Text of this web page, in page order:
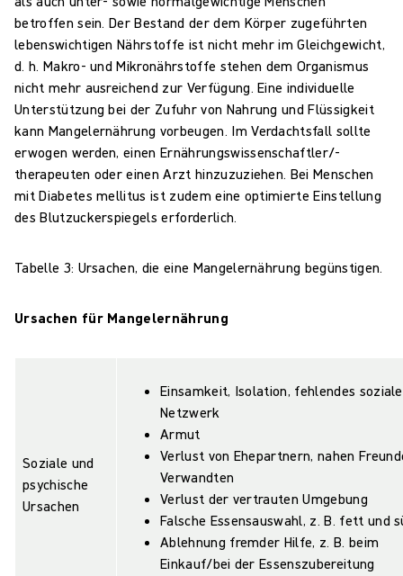
betroffen sein. Der Bestand der dem Körper zugeführten
lebenswichtigen Nährstoffe ist nicht mehr im Gleichgewicht,
d. h. Makro- und Mikronährstoffe stehen dem Organismus
nicht mehr ausreichend zur Verfügung. Eine individuelle
Unterstützung bei der Zufuhr von Nahrung und Flüssigkeit
kann Mangelernährung vorbeugen. Im Verdachtsfall sollte
erwogen werden, einen Ernährungswissenschaftler/-
therapeuten oder einen Arzt hinzuzuziehen. Bei Menschen
mit Diabetes mellitus ist zudem eine optimierte Einstellung
des Blutzuckerspiegels erforderlich.
Tabelle 3: Ursachen, die eine Mangelernährung begünstigen.
Ursachen für Mangelernährung
Soziale und
psychische
Ursachen
Einsamkeit, Isolation, fehlendes
Netzwerk
Armut
Verlust von Ehepartnern, nahen
Verwandten
Verlust der vertrauten Umgebung
Falsche Essensauswahl, z. B. fett und
Ablehnung fremder Hilfe, z. B. beim
Einkauf/bei der Essenszubereitung